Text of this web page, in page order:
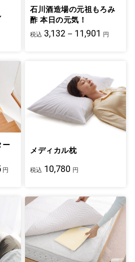
石川酒造場の元祖もろみ
酢 本日の元気！
税込 3,132－11,901 円
ー
円
メディカル枕
税込 10,780 円